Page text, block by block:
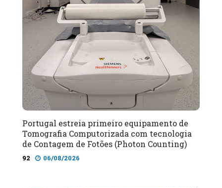
Portugal estreia primeiro equipamento de
Tomografia Computorizada com tecnologia
de Contagem de Fotões (Photon Counting)
92 06/08/2026